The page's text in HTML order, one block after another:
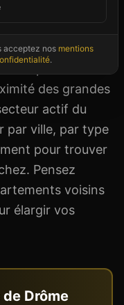
acceptez nos mentions
.
vous
type de clientèle
sa position en
des grandes
actif du
par ville, par type
pour trouver
Pensez
voisins
élargir vos
de Drôme